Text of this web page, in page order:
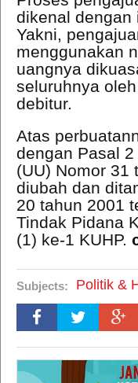
dikenal dengan
Yakni,
menggunakan
uangnya
seluruhnya
debitur.
Atas
dengan Pasal
(UU) Nomor 31
diubah dan
20 tahun 2001
Tindak Pidana
(1) ke-1 KUHP.
Subjects: Politik &